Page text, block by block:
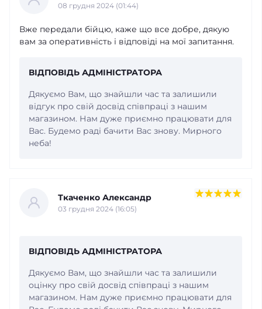
08 грудня 2024 (01:44)
Вже передали бійцю, каже що все добре, дякую
вам за оперативність і відповіді на мої запитання.
ВІДПОВІДЬ АДМІНІСТРАТОРА
Дякуємо Вам, що знайшли час та залишили
відгук про свій досвід співпраці з нашим
магазином. Нам дуже приємно працювати для
Вас. Будемо раді бачити Вас знову. Мирного
неба!
Ткаченко Александр
03 грудня 2024 (16:05)
ВІДПОВІДЬ АДМІНІСТРАТОРА
Дякуємо Вам, що знайшли час та залишили
оцінку про свій досвід співпраці з нашим
магазином. Нам дуже приємно працювати для